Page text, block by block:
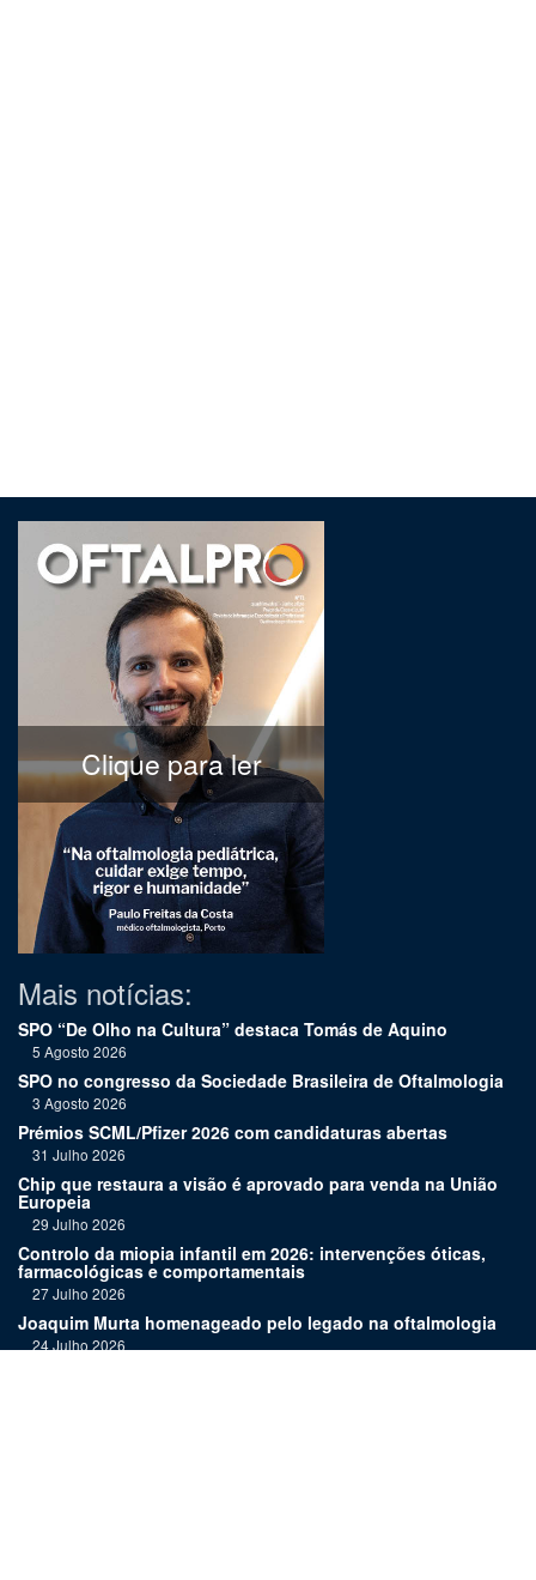
Clique para ler
Mais notícias:
SPO “De Olho na Cultura” destaca Tomás de Aquino
5 Agosto 2026
SPO no congresso da Sociedade Brasileira de Oftalmologia
3 Agosto 2026
Prémios SCML/Pfizer 2026 com candidaturas abertas
31 Julho 2026
Chip que restaura a visão é aprovado para venda na União
Europeia
29 Julho 2026
Controlo da miopia infantil em 2026: intervenções óticas,
farmacológicas e comportamentais
27 Julho 2026
Joaquim Murta homenageado pelo legado na oftalmologia
24 Julho 2026